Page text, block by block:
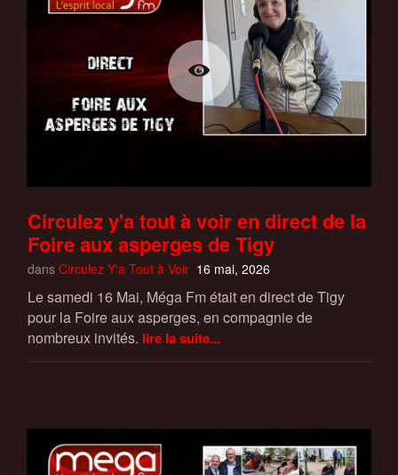
Circulez y'a tout à voir en direct de la
Foire aux asperges de Tigy
dans Circulez Y'a Tout à Voir 16 mai, 2026
Le samedi 16 Mai, Méga Fm était en direct de Tigy
pour la Foire aux asperges, en compagnie de
nombreux invités. lire la suite...